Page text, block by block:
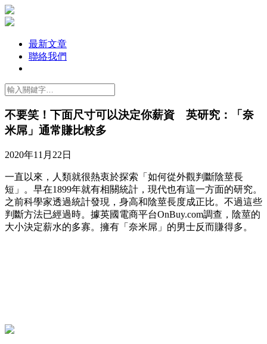
最新文章
聯絡我們
不要笑！下面尺寸可以決定你薪資 英研究：「奈
米屌」通常賺比較多
2020年11月22日
一直以來，人類就很熱衷於探索「如何從外觀判斷陰莖長
短」。早在1899年就有相關統計，現代也有這一方面的研究。
之前科學家透過統計發現，身高和陰莖長度成正比。不過這些
判斷方法已經過時。據英國電商平台OnBuy.com調查，陰莖的
大小決定薪水的多寡。擁有「奈米屌」的男士反而賺得多。